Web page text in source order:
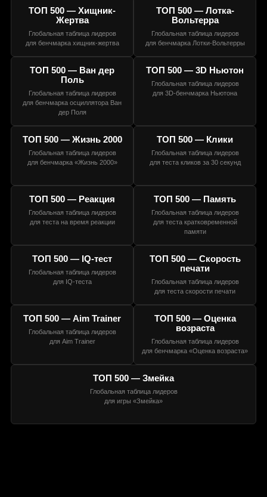
ТОП 500 — Хищник-
Жертва
Глобальная таблица лидеров
для бенчмарка хищник-жертва
ТОП 500 — Лотка-
Вольтерра
Глобальная таблица лидеров
для бенчмарка Лотки-Вольтерры
ТОП 500 — Ван дер
Поль
Глобальная таблица лидеров
для бенчмарка осциллятора Ван
дер Поля
ТОП 500 — 3D Ньютон
Глобальная таблица лидеров
для 3D-бенчмарка Ньютона
ТОП 500 — Жизнь 2000
Глобальная таблица лидеров
для бенчмарка «Жизнь 2000»
ТОП 500 — Клики
Глобальная таблица лидеров
для теста кликов за 30 секунд
ТОП 500 — Реакция
Глобальная таблица лидеров
для теста на время реакции
ТОП 500 — Память
Глобальная таблица лидеров
для теста кратковременной
памяти
ТОП 500 — IQ-тест
Глобальная таблица лидеров
для IQ-теста
ТОП 500 — Скорость
печати
Глобальная таблица лидеров
для теста скорости печати
ТОП 500 — Aim Trainer
Глобальная таблица лидеров
для Aim Trainer
ТОП 500 — Оценка
возраста
Глобальная таблица лидеров
для бенчмарка «Оценка возраста»
ТОП 500 — Змейка
Глобальная таблица лидеров
для игры «Змейка»